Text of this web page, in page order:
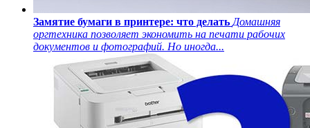
Замятие бумаги в принтере: что делать Домашняя
оргтехника позволяет экономить на печати рабочих
документов и фотографий. Но иногда...